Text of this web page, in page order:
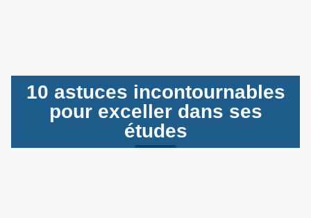
10 astuces incontournables
pour exceller dans ses
études